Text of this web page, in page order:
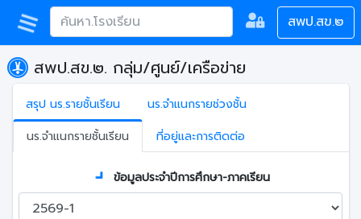
สพป.สข.๒
สพป.สข.๒. กลุ่ม/ศูนย์/เครือข่าย
สรุป นร.รายชั้นเรียน
นร.จำแนกรายช่วงชั้น
นร.จำแนกรายชั้นเรียน
ที่อยู่และการติดต่อ
ข้อมูลประจำปีการศึกษา-ภาคเรียน